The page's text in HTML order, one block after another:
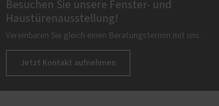
Besuchen Sie unsere Fenster- und
Haustürenausstellung!
Vereinbaren Sie gleich einen Beratungstermin mit uns.
Jetzt Kontakt aufnehmen